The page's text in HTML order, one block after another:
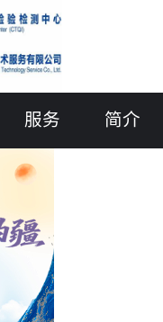
服务 简介